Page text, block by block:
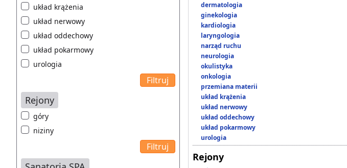
układ krążenia
układ nerwowy
układ oddechowy
układ pokarmowy
urologia
Rejony
góry
niziny
dermatologia
ginekologia
kardiologia
laryngologia
narząd ruchu
neurologia
okulistyka
onkologia
przemiana materii
układ krążenia
układ nerwowy
układ oddechowy
układ pokarmowy
urologia
Rejony